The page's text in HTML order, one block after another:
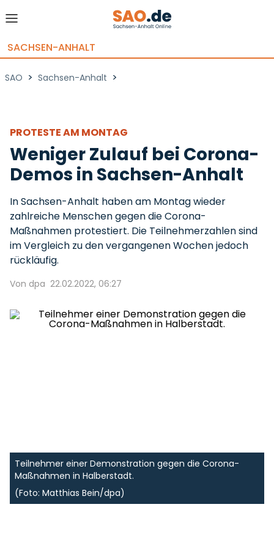
SACHSEN-ANHALT
SAO > Sachsen-Anhalt >
PROTESTE AM MONTAG
Weniger Zulauf bei Corona-
Demos in Sachsen-Anhalt
In Sachsen-Anhalt haben am Montag wieder
zahlreiche Menschen gegen die Corona-
Maßnahmen protestiert. Die Teilnehmerzahlen sind
im Vergleich zu den vergangenen Wochen jedoch
rückläufig.
Von dpa 22.02.2022, 06:27
Teilnehmer einer Demonstration gegen die Corona-
Maßnahmen in Halberstadt.
(Foto: Matthias Bein/dpa)